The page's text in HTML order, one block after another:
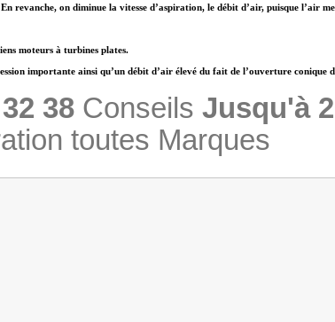
revanche, on diminue la vitesse d’aspiration, le débit d’air, puisque l’air
moteurs à turbines plates.
importante ainsi qu’un débit d’air élevé du fait de l’ouverture
38Conseils Jusqu'à
toutes Marques